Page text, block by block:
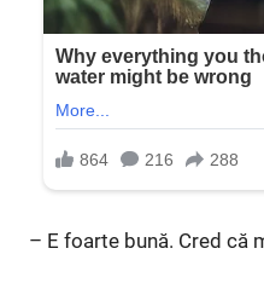
– E foarte bună. Cred că